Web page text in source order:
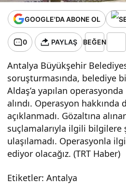
GOOGLE'DA ABONE OL
0 PAYLAŞ BEĞEN
Antalya Büyükşehir
soruşturmasında, belediye
Aldaş’a yapılan
alındı. Operasyon hakkında
açıklanmadı. Gözaltına
suçlamalarıyla ilgili bilgilere
ulaşılamadı. Operasyonla
ediyor olacağız. (TRT Haber)
Etiketler: Antalya